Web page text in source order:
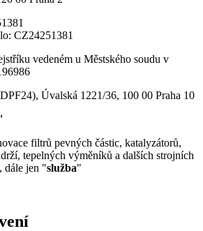
CZ24251381
vedeném u Městského soudu v
Úvalská 1221/36, 100 00 Praha 10
filtrů pevných částic, katalyzátorů,
tepelných výměníků a dalších strojních
dále jen "služba"